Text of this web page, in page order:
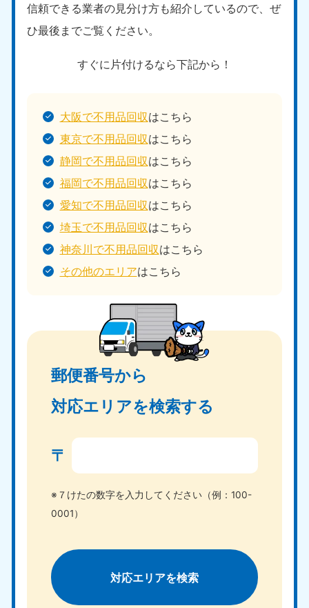
信頼できる業者の見分け方も紹介しているので、ぜ
ひ最後までご覧ください。
すぐに片付けるなら下記から！
大阪で不用品回収はこちら
東京で不用品回収はこちら
静岡で不用品回収はこちら
福岡で不用品回収はこちら
愛知で不用品回収はこちら
埼玉で不用品回収はこちら
神奈川で不用品回収はこちら
その他のエリアはこちら
郵便番号から
対応エリアを検索する
〒
※７けたの数字を入力してください（例：100-
0001）
対応エリアを検索